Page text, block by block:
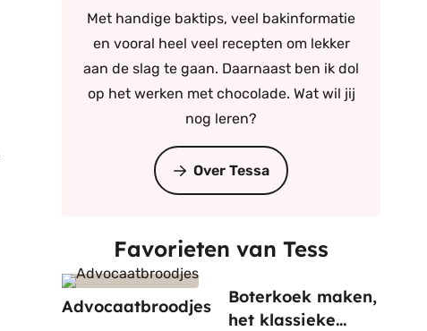
Met handige baktips, veel bakinformatie
en vooral heel veel recepten om lekker
aan de slag te gaan. Daarnaast ben ik dol
op het werken met chocolade. Wat wil jij
nog leren?
Over Tessa
Favorieten van Tess
Advocaatbroodjes
Boterkoek maken,
het klassieke